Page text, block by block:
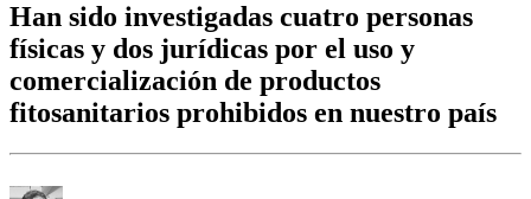
Han sido investigadas cuatro personas
físicas y dos jurídicas por el uso y
comercialización de productos
fitosanitarios prohibidos en nuestro país